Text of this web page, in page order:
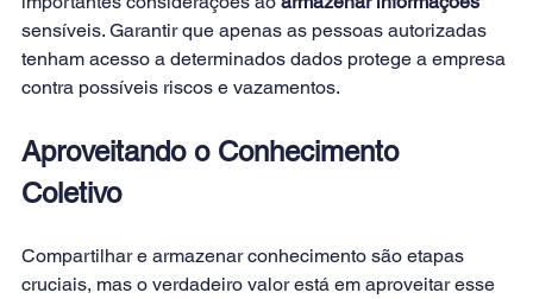
sensíveis. Garantir que apenas as pessoas autorizadas
tenham acesso a determinados dados protege a empresa
contra possíveis riscos e vazamentos.
Aproveitando o Conhecimento
Coletivo
Compartilhar e armazenar conhecimento são etapas
cruciais, mas o verdadeiro valor está em aproveitar esse